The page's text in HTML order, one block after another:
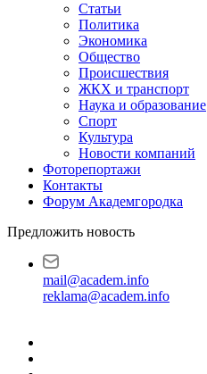
Статьи
Политика
Экономика
Общество
Происшествия
ЖКХ и транспорт
Наука и образование
Спорт
Культура
Новости компаний
Фоторепортажи
Контакты
Форум Академгородка
Предложить новость
mail@academ.info
reklama@academ.info